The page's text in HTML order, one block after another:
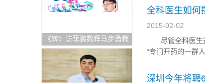
破解科研服务"不可能三
《转》访菲鹏数辉马步勇教
授｜AI与分子模拟引领生物
医药创新，“构象选择机制”
开辟药物动态设计新纪元
过5年正规医学大
全科医生如何
2015-02-02
尽管全科医生这
“专门开药的一群
困，在培训班期间
深圳今年将聘